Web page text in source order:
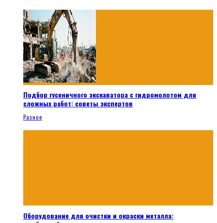
Подбор гусеничного экскаватора с гидромолотом для
сложных работ: советы экспертов
Разное
Оборудование для очистки и окраски металла: